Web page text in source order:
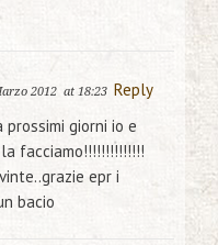
2012 at 18:23 Reply
prossimi giorni io e
facciamo!!!!!!!!!!!!!!
epr i
bacio